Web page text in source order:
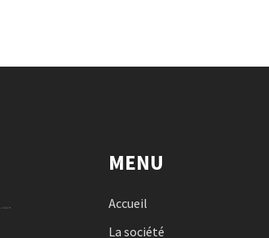
MENU
Accueil
La société